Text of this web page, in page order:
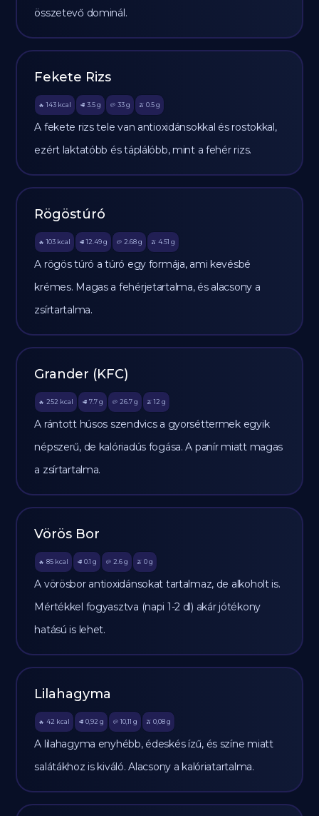
összetevő dominál.
Fekete Rizs
🔥 143 kcal 🥩 3.5 g 🥔 33g 🫒 0.5 g
A fekete rizs tele van antioxidánsokkal és rostokkal,
ezért laktatóbb és táplálóbb, mint a fehér rizs.
Rögöstúró
🔥 103 kcal 🥩 12.49 g 🥔 2.68g 🫒 4.51 g
A rögös túró a túró egy formája, ami kevésbé
krémes. Magas a fehérjetartalma, és alacsony a
zsírtartalma.
Grander (KFC)
🔥 252 kcal 🥩 7.7 g 🥔 26.7g 🫒 12 g
A rántott húsos szendvics a gyorséttermek egyik
népszerű, de kalóriadús fogása. A panír miatt magas
a zsírtartalma.
Vörös Bor
🔥 85 kcal 🥩 0.1 g 🥔 2.6g 🫒 0 g
A vörösbor antioxidánsokat tartalmaz, de alkoholt is.
Mértékkel fogyasztva (napi 1-2 dl) akár jótékony
hatású is lehet.
Lilahagyma
🔥 42 kcal 🥩 0,92 g 🥔 10,11 g 🫒 0,08 g
A lilahagyma enyhébb, édeskés ízű, és színe miatt
salátákhoz is kiváló. Alacsony a kalóriatartalma.